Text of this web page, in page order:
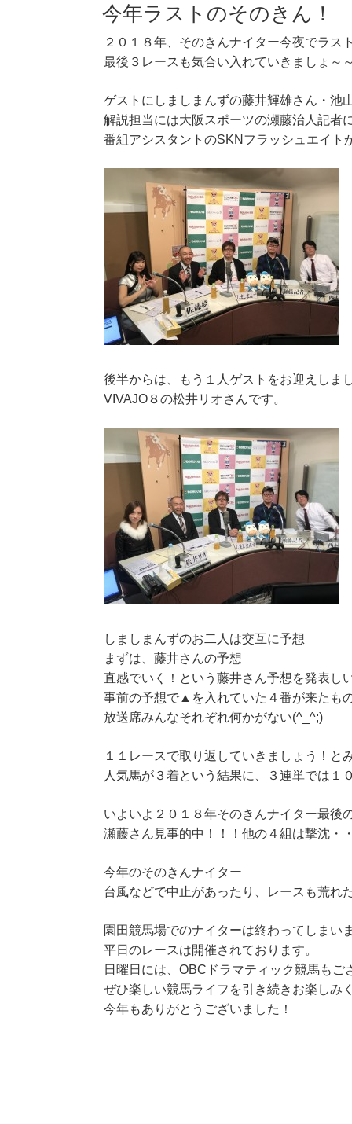
今年ラストのそのきん！
２０１８年、そのきんナイター今夜でラス
最後３レースも気合い入れていきましょ～
ゲストにしましまんずの藤井輝雄さん・池
解説担当には大阪スポーツの瀬藤治人記者
番組アシスタントのSKNフラッシュエイト
後半からは、もう１人ゲストをお迎えしま
VIVAJO８の松井リオさんです。
しましまんずのお二人は交互に予想
まずは、藤井さんの予想
直感でいく！という藤井さん予想を発表し
事前の予想で▲を入れていた４番が来たも
放送席みんなそれぞれ何かがない(^_^;)
１１レースで取り返していきましょう！と
人気馬が３着という結果に、３連単では１
いよいよ２０１８年そのきんナイター最後
瀬藤さん見事的中！！！他の４組は撃沈・
今年のそのきんナイター
台風などで中止があったり、レースも荒れ
園田競馬場でのナイターは終わってしまい
平日のレースは開催されております。
日曜日には、OBCドラマティック競馬もご
ぜひ楽しい競馬ライフを引き続きお楽しみ
今年もありがとうございました！